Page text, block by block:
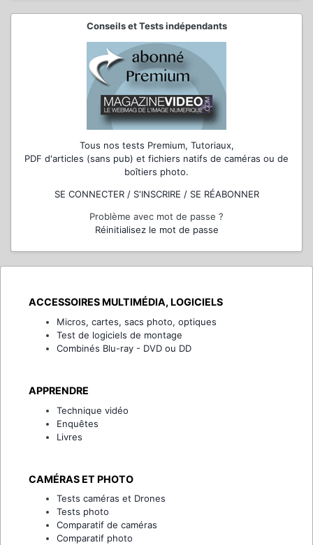
Conseils et Tests indépendants
Tous nos tests Premium, Tutoriaux,
PDF d'articles (sans pub) et fichiers natifs de caméras ou de
boîtiers photo.
SE CONNECTER / S'INSCRIRE / SE RÉABONNER
Problème avec mot de passe ?
Réinitialisez le mot de passe
ACCESSOIRES MULTIMÉDIA, LOGICIELS
Micros, cartes, sacs photo, optiques
Test de logiciels de montage
Combinés Blu-ray - DVD ou DD
APPRENDRE
Technique vidéo
Enquêtes
Livres
CAMÉRAS ET PHOTO
Tests caméras et Drones
Tests photo
Comparatif de caméras
Comparatif photo